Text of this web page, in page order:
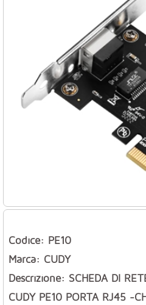
Codice: PE10
Marca: CUDY
Descrizione: SCHEDA DI
CUDY PE10 PORTA RJ45 -